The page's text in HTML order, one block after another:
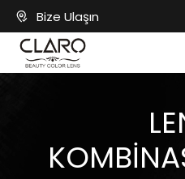
Bize Ulaşın